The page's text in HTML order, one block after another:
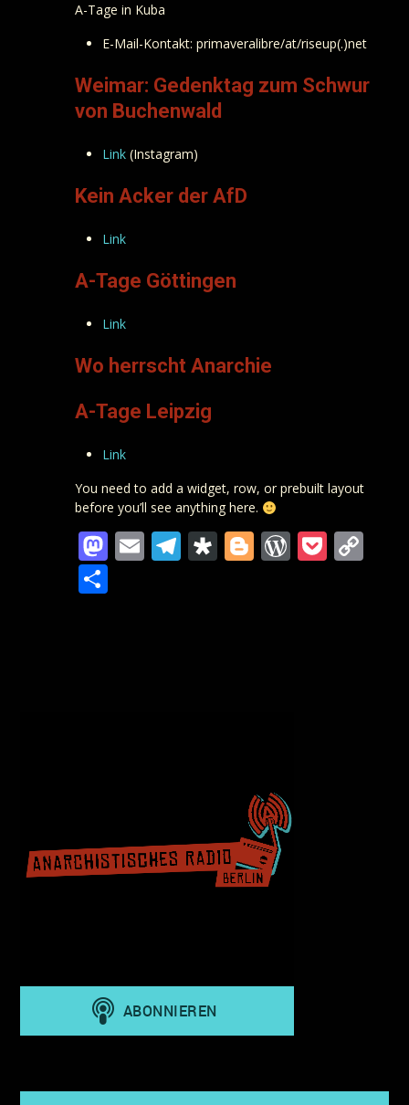
A-Tage in Kuba
E-Mail-Kontakt: primaveralibre/at/riseup(.)net
Weimar: Gedenktag zum Schwur
von Buchenwald
Link (Instagram)
Kein Acker der AfD
Link
A-Tage Göttingen
Link
Wo herrscht Anarchie
A-Tage Leipzig
Link
You need to add a widget, row, or prebuilt layout
before you’ll see anything here.
Mastodon
EmailTelegram
Diaspora
Blogger